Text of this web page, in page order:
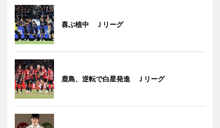
喜ぶ植中 Ｊリーグ
鹿島、逆転で白星発進 Ｊリーグ